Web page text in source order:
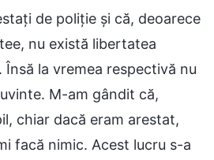
de poliție și că, deoarece
nu există libertatea
la vremea respectivă nu
M-am gândit că,
chiar dacă eram arestat,
facă nimic. Acest lucru s-a